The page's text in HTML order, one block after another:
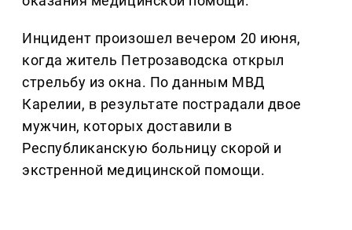
Инцидент произошел вечером 20 июня,
когда житель Петрозаводска открыл
стрельбу из окна. По данным МВД
Карелии, в результате пострадали двое
мужчин, которых доставили в
Республиканскую больницу скорой и
экстренной медицинской помощи.